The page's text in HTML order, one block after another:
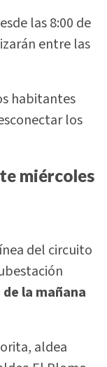
las 8:00 de
entre las
habitantes
los
miércoles
del circuito
de la mañana
aldea